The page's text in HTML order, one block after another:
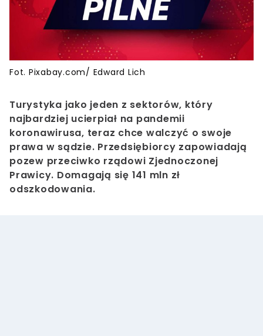
Fot. Pixabay.com/ Edward Lich
Turystyka jako jeden z sektorów, który
najbardziej ucierpiał na pandemii
koronawirusa, teraz chce walczyć o swoje
prawa w sądzie. Przedsiębiorcy zapowiadają
pozew przeciwko rządowi Zjednoczonej
Prawicy. Domagają się 141 mln zł
odszkodowania.